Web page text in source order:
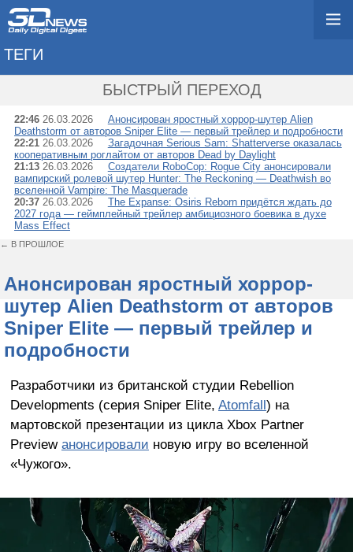
ТЕГИ
БЫСТРЫЙ ПЕРЕХОД
22:46 26.03.2026
Анонсирован яростный хоррор-шутер Alien
Deathstorm от авторов Sniper Elite — первый трейлер и подробности
22:21 26.03.2026
Загадочная Serious Sam: Shatterverse оказалась
кооперативным роглайтом от авторов Dead by Daylight
21:13 26.03.2026
Создатели RoboCop: Rogue City анонсировали
вампирский ролевой шутер Hunter: The Reckoning — Deathwish во
вселенной Vampire: The Masquerade
20:37 26.03.2026
The Expanse: Osiris Reborn придётся ждать до
2027 года — геймплейный трейлер амбициозного боевика в духе
Mass Effect
← В ПРОШЛОЕ
Анонсирован яростный хоррор-
шутер Alien Deathstorm от авторов
Sniper Elite — первый трейлер и
подробности
Разработчики из британской студии Rebellion
Developments (серия Sniper Elite, Atomfall) на
мартовской презентации из цикла Xbox Partner
Preview анонсировали новую игру во вселенной
«Чужого».